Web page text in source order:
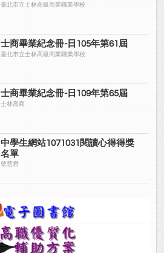
臺北市立士林高級商業職業學校
士商畢業紀念冊-日105年第61屆
臺北市立士林高級商業職業學校
士商畢業紀念冊-日109年第65屆
士林高商
中學生網站1071031閱讀心得得獎
名單
曾慧君